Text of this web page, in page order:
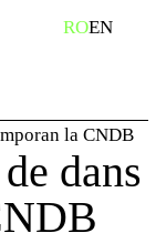
ROEN
la CNDB
dans